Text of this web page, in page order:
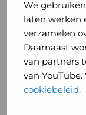
We
laten werken
verzamelen
Daarnaast
van partners
van
cookiebeleid.
of
GGD
GHOR
of
GGD
GGD Reizen
GGD Reizen